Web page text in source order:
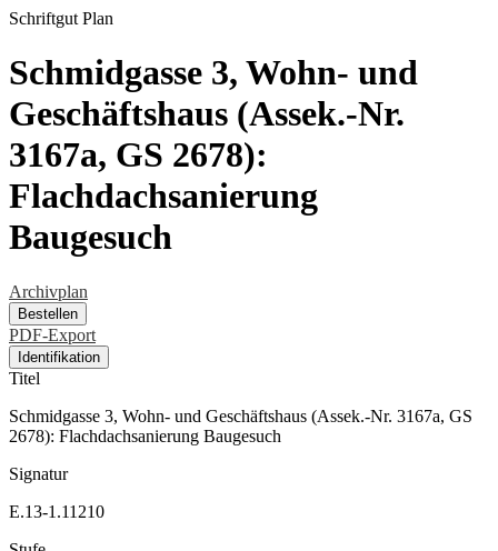
Schriftgut Plan
Schmidgasse 3, Wohn- und
Geschäftshaus (Assek.-Nr.
3167a, GS 2678):
Flachdachsanierung
Baugesuch
Archivplan
Bestellen
PDF-Export
Identifikation
Titel
Schmidgasse 3, Wohn- und Geschäftshaus (Assek.-Nr. 3167a, GS
2678): Flachdachsanierung Baugesuch
Signatur
E.13-1.11210